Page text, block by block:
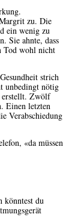
zu. Die
ein wenig zu
Sie ahnte, dass
Tod wohl nicht
strich
unbedingt nötig
erstellt. Zwölf
Einen letzten
Verabschiedung
«da müssen
könntest du